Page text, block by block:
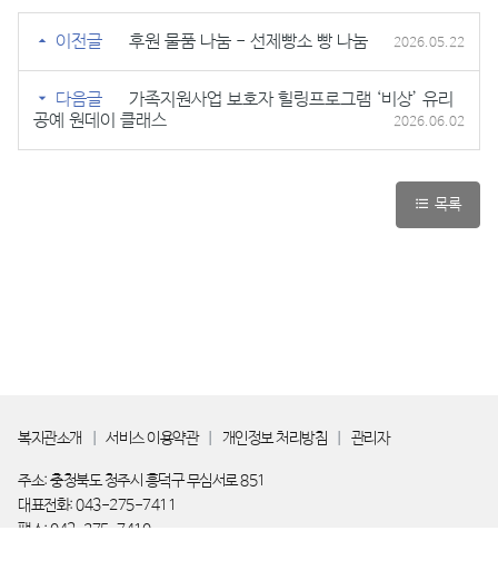
이전글 후원 물품 나눔 - 선제빵소 빵 나눔 2026.05.22
다음글
가족지원사업 보호자 힐링프로그램 ‘비상’ 유리
공예 원데이 클래스
2026.06.02
목록
복지관소개 서비스 이용약관 개인정보 처리방침 관리자
주소: 충청북도 청주시 흥덕구 무심서로 851
대표전화: 043-275-7411
팩스: 043-275-7410